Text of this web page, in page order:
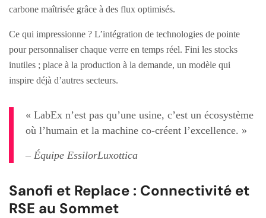
carbone maîtrisée grâce à des flux optimisés.
Ce qui impressionne ? L’intégration de technologies de pointe
pour personnaliser chaque verre en temps réel. Fini les stocks
inutiles ; place à la production à la demande, un modèle qui
inspire déjà d’autres secteurs.
« LabEx n’est pas qu’une usine, c’est un écosystème
où l’humain et la machine co-créent l’excellence. »
– Équipe EssilorLuxottica
Sanofi et Replace : Connectivité et
RSE au Sommet